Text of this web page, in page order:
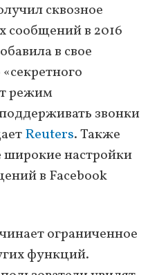
сквозное
сообщений в 2016
в свое
режим
звонки
Reuters. Также
настройки
в Facebook
ограниченное
функций.